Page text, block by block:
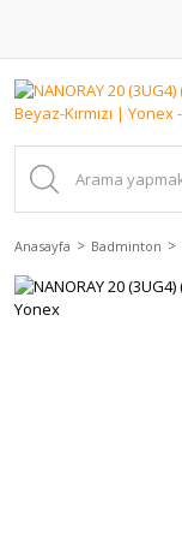
Anasayfa Badminton